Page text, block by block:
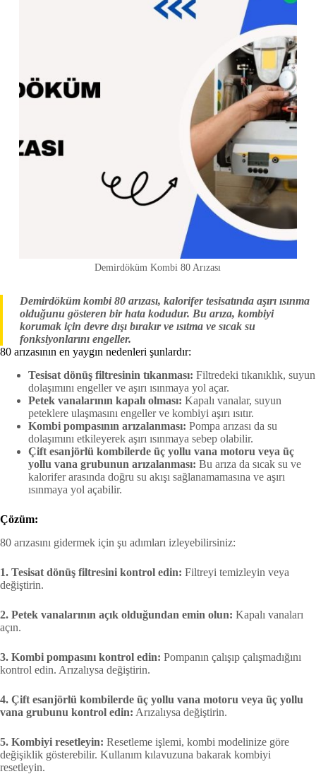
Demirdöküm Kombi 80 Arızası
Demirdöküm kombi 80 arızası, kalorifer tesisatında aşırı ısınma
olduğunu gösteren bir hata kodudur. Bu arıza, kombiyi
korumak için devre dışı bırakır ve ısıtma ve sıcak su
fonksiyonlarını engeller.
80 arızasının en yaygın nedenleri şunlardır:
Tesisat dönüş filtresinin tıkanması: Filtredeki tıkanıklık, suyun
dolaşımını engeller ve aşırı ısınmaya yol açar.
Petek vanalarının kapalı olması: Kapalı vanalar, suyun
peteklere ulaşmasını engeller ve kombiyi aşırı ısıtır.
Kombi pompasının arızalanması: Pompa arızası da su
dolaşımını etkileyerek aşırı ısınmaya sebep olabilir.
Çift esanjörlü kombilerde üç yollu vana motoru veya üç
yollu vana grubunun arızalanması: Bu arıza da sıcak su ve
kalorifer arasında doğru su akışı sağlanamamasına ve aşırı
ısınmaya yol açabilir.
Çözüm:
80 arızasını gidermek için şu adımları izleyebilirsiniz:
1. Tesisat dönüş filtresini kontrol edin: Filtreyi temizleyin veya
değiştirin.
2. Petek vanalarının açık olduğundan emin olun: Kapalı vanaları
açın.
3. Kombi pompasını kontrol edin: Pompanın çalışıp çalışmadığını
kontrol edin. Arızalıysa değiştirin.
4. Çift esanjörlü kombilerde üç yollu vana motoru veya üç yollu
vana grubunu kontrol edin: Arızalıysa değiştirin.
5. Kombiyi resetleyin: Resetleme işlemi, kombi modelinize göre
değişiklik gösterebilir. Kullanım kılavuzuna bakarak kombiyi
resetleyin.